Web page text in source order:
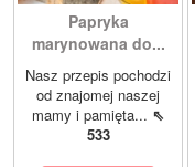
Papryka
marynowana do...
Nasz przepis pochodzi
od znajomej naszej
mamy i pamięta... ⇖
533